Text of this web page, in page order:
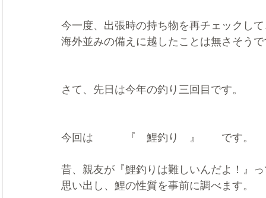
今一度、出張時の持ち物を再チェックし
海外並みの備えに越したことは無さそう
さて、先日は今年の釣り三回目です。
今回は　　　『　鯉釣り　』　　です。
昔、親友が『鯉釣りは難しいんだよ！』
思い出し、鯉の性質を事前に調べます。